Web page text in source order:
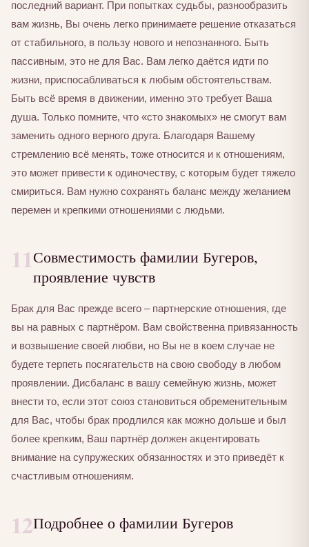
последний вариант. При попытках судьбы, разнообразить
вам жизнь, Вы очень легко принимаете решение отказаться
от стабильного, в пользу нового и непознанного. Быть
пассивным, это не для Вас. Вам легко даётся идти по
жизни, приспосабливаться к любым обстоятельствам.
Быть всё время в движении, именно это требует Ваша
душа. Только помните, что «сто знакомых» не смогут вам
заменить одного верного друга. Благодаря Вашему
стремлению всё менять, тоже относится и к отношениям,
это может привести к одиночеству, с которым будет тяжело
смириться. Вам нужно сохранять баланс между желанием
перемен и крепкими отношениями с людьми.
11Совместимость фамилии Бугеров,
проявление чувств
Брак для Вас прежде всего – партнерские отношения, где
вы на равных с партнёром. Вам свойственна привязанность
и возвышение своей любви, но Вы не в коем случае не
будете терпеть посягательств на свою свободу в любом
проявлении. Дисбаланс в вашу семейную жизнь, может
внести то, если этот союз становиться обременительным
для Вас, чтобы брак продлился как можно дольше и был
более крепким, Ваш партнёр должен акцентировать
внимание на супружеских обязанностях и это приведёт к
счастливым отношениям.
12Подробнее о фамилии Бугеров